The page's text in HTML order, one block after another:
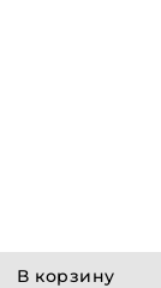
В корзину